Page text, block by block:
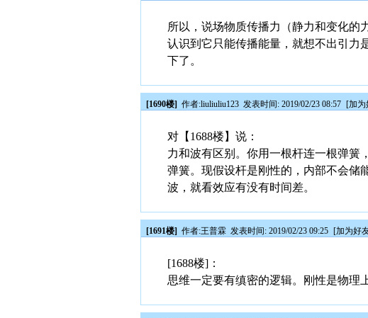
所以，说场物质传播力（静力和变化的
认识到它只能传播能量，就想不出引力
下了。
[1690楼] 作者:liuliuliu123 发表时间: 2019/02/23 08:57 [加为
对【1688楼】说：
力和波有区别。你用一根杆连一根弹簧
弹簧。现假设杆是刚性的，内部不会储
波，就看效应有没有时间差。
[1691楼] 作者:王普霖 发表时间: 2019/02/23 09:25 [加为好
[1688楼]：
思维一定要有缜密的逻辑。刚性是物理